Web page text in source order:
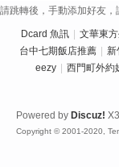
請跳轉後，手動添加好友，
Dcard 魚訊 文華東
台中七期飯店推薦
新
eezy
西門町外約
Powered by Discuz!
Copyright © 2001-2020,